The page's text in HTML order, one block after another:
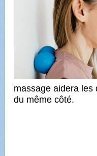
massage aidera les
du même côté.